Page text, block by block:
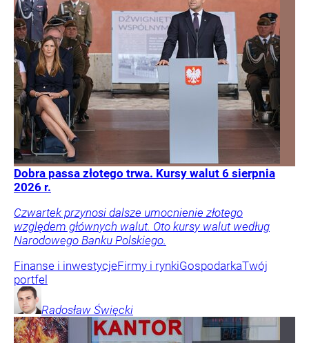
Dobra passa złotego trwa. Kursy walut 6 sierpnia
2026 r.
Czwartek przynosi dalsze umocnienie złotego
względem głównych walut. Oto kursy walut według
Narodowego Banku Polskiego.
Finanse i inwestycjeFirmy i rynkiGospodarkaTwój
portfel
Radosław Święcki